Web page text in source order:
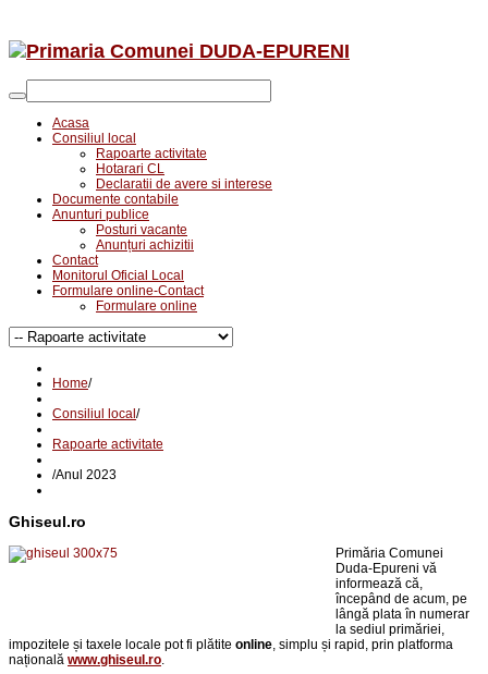
Acasa
Consiliul local
Rapoarte activitate
Hotarari CL
Declaratii de avere si interese
Documente contabile
Anunturi publice
Posturi vacante
Anunțuri achizitii
Contact
Monitorul Oficial Local
Formulare online-Contact
Formulare online
Home/
Consiliul local/
Rapoarte activitate
/Anul 2023
Ghiseul.ro
Primăria Comunei
Duda-Epureni vă
informează că,
începând de acum, pe
lângă plata în numerar
la sediul primăriei,
impozitele și taxele locale pot fi plătite online, simplu și rapid, prin platforma
națională www.ghiseul.ro.